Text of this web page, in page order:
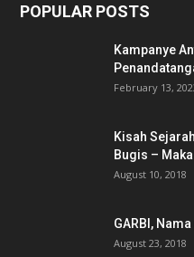
POPULAR POSTS
Kampanye
February 13,
Kisah
Bugis –
August 10, 2018
GARBI,
August 23, 2018